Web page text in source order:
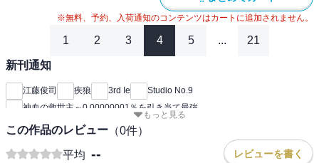
※無料、予約、入荷通知のコンテンツはカートに追加されません。
1 2 3 4 5 ... 21
新刊通知
江藤俊司 疾狼 3rd Ie
Studio No.9
神血の救世主～0.00000001％を引き当て最強
もっと見る
この作品のレビュー （0件）
平均 -- レビューを書く